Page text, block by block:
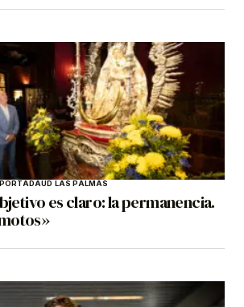
UD LAS PALMAS
es claro: la permanencia.